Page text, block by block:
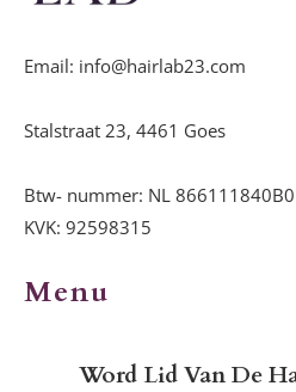
Email: info@hairlab23.com
Stalstraat 23, 4461 Goes
Btw- nummer: NL
KVK: 92598315
Menu
Word Lid Van De